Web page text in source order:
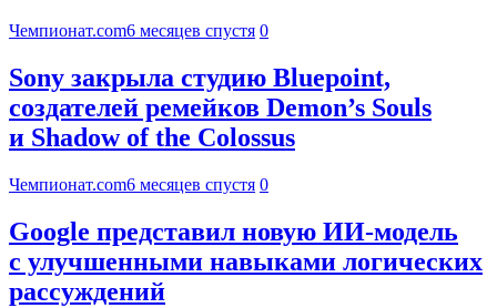
Чемпионат.com6 месяцев спустя 0
Sony закрыла студию Bluepoint,
создателей ремейков Demon’s Souls
и Shadow of the Colossus
Чемпионат.com6 месяцев спустя 0
Google представил новую ИИ-модель
с улучшенными навыками логических
рассуждений